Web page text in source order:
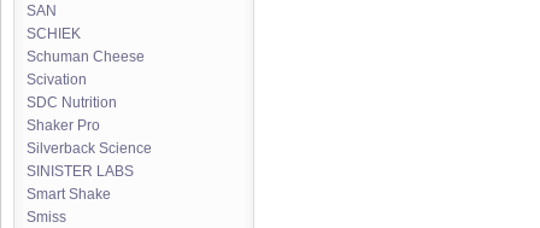
SAN
SCHIEK
Schuman Cheese
Scivation
SDC Nutrition
Shaker Pro
Silverback Science
SINISTER LABS
Smart Shake
Smiss